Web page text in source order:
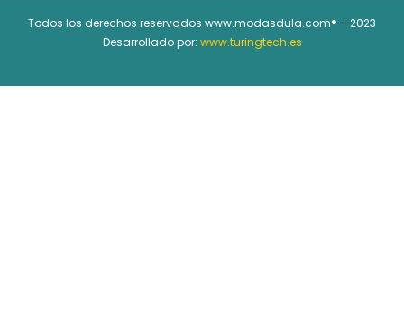
Todos los derechos reservados www.modasdula.com® – 2023
Desarrollado por: www.turingtech.es